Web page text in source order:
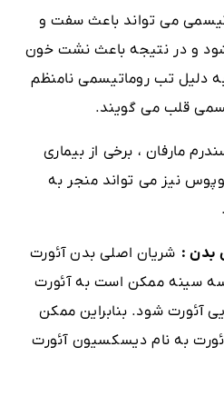
می تواند باعث سفت و
و در نتیجه باعث نشت خون
دلیل تب روماتیسمی نامنظم
قلب می گویند.
مارفان ، برخی از بیماری
نیز می تواند منجر به
بدن : شریان اصلی بدن آئورت
سینه ممکن است به آئورت
آئورت شود. بنابراین ممکن
به نام دیسکسیون آئورت